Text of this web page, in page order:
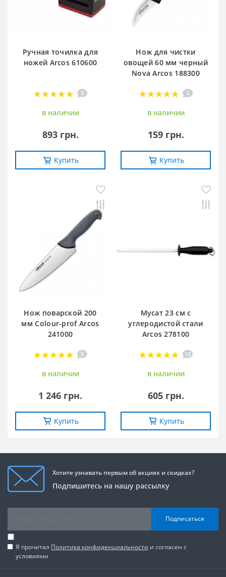
Ручная точилка для
ножей Arcos 610600
3
в наличии
893 грн.
Купить
Нож для чистки
овощей 60 мм черный
Nova Arcos 188300
3
в наличии
159 грн.
Купить
Нож поварской 200
мм Сolour-prof Arcos
241000
5
в наличии
1 246 грн.
Купить
Мусат 23 см с
углеродистой стали
Arcos 278100
13
в наличии
605 грн.
Купить
Хотите узнавать первым об акциях и скидках?
Подпишитесь на нашу рассылку
Подписаться
Я прочитал Политика конфиденциальности и согласен с
условиями